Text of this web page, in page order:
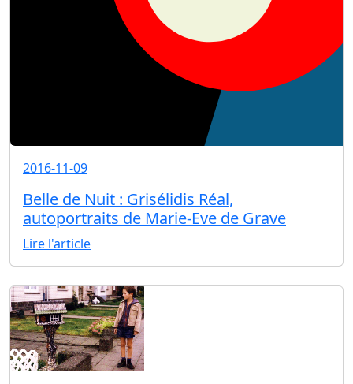
2016-11-09
Belle de Nuit : Grisélidis Réal,
autoportraits de Marie-Eve de Grave
Lire l'article